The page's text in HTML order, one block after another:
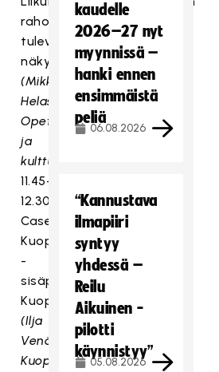
rahoituksen
tulevaisuuden
näkymät
(Mikko
Helasvuo,
Opetus-
ja
kulttuuriministeriö)
11.45-
12.30
Case
Kuopio
-
sisäpalloiluolosuhteet
Kuopiossa
(Ilja
Venäläinen,
Kuopion
kaudelle
2026–27 nyt
myynnissä –
hanki ennen
ensimmäistä
peliä
06.08.2026
“Kannustava
ilmapiiri
syntyy
yhdessä –
Reilu
Aikuinen -
pilotti
käynnistyy”
05.08.2026